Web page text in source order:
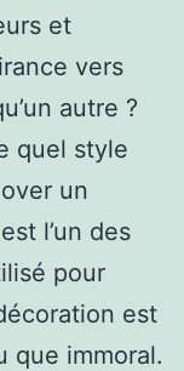
et
vers
autre ?
quel style
un
l’un des
pour
est
que immoral.